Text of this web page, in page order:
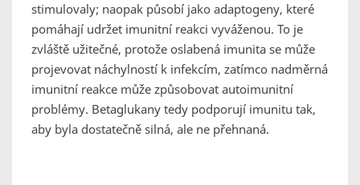
stimulovaly; naopak působí jako adaptogeny, které
pomáhají udržet imunitní reakci vyváženou. To je
zvláště užitečné, protože oslabená imunita se může
projevovat náchylností k infekcím, zatímco nadměrná
imunitní reakce může způsobovat autoimunitní
problémy. Betaglukany tedy podporují imunitu tak,
aby byla dostatečně silná, ale ne přehnaná.